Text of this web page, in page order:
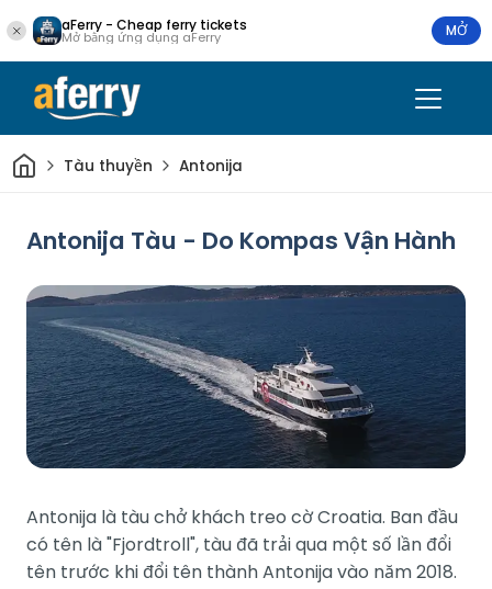
aFerry - Cheap ferry tickets
Mở bằng ứng dụng aFerry MỞ
Trang chủ
Tàu thuyền Antonija
Antonija Tàu - Do Kompas Vận Hành
Antonija là tàu chở khách treo cờ Croatia. Ban đầu
có tên là "Fjordtroll", tàu đã trải qua một số lần đổi
tên trước khi đổi tên thành Antonija vào năm 2018.